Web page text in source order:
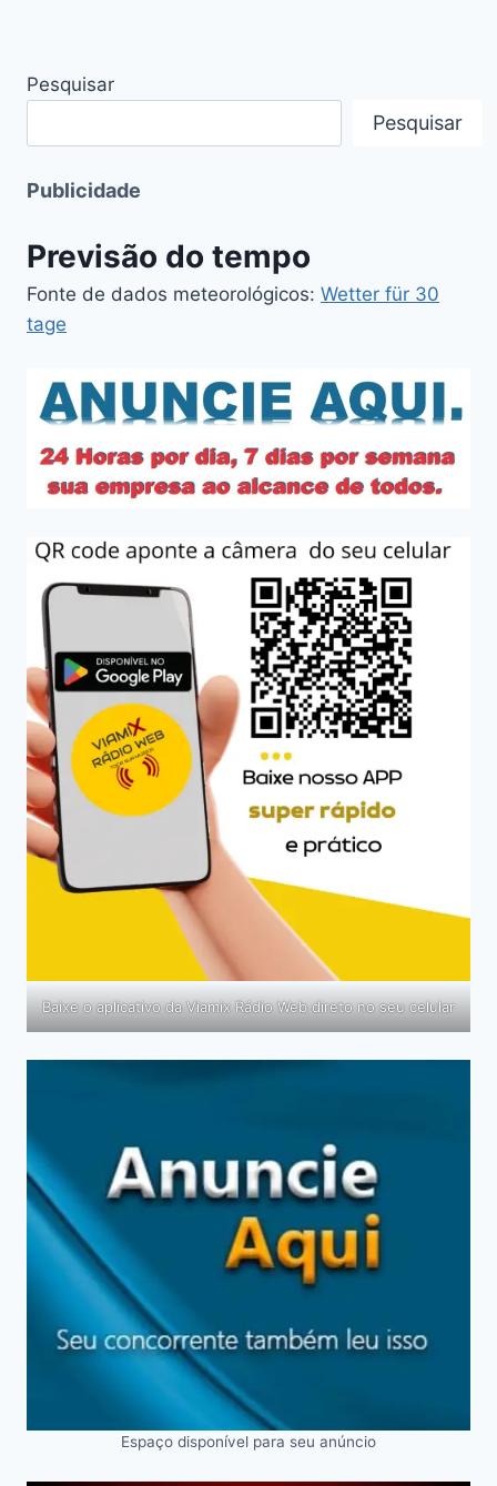
Pesquisar
Pesquisar
Publicidade
Previsão do tempo
Fonte de dados meteorológicos: Wetter für 30
tage
Baixe o aplicativo da Viamix Rádio Web direto no seu celular
Espaço disponível para seu anúncio